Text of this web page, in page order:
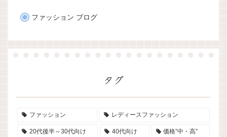
ファッション ブログ
タグ
ファッション レディースファッション
20代後半～30代向け 40代向け 価格”中・高”